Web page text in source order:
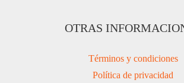
OTRAS
Términos y condiciones
Política de privacidad